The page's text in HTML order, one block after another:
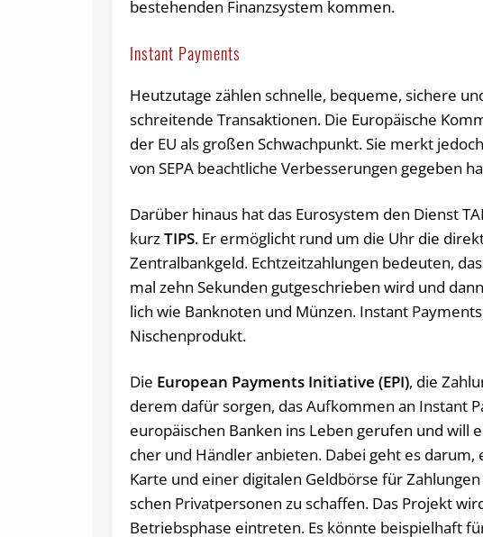
bestehenden Fi­nanz­sys­tem kom­men.
Instant Payments
Heut­zu­ta­ge zählen schnel­le, be­que­me, si­che­re
schrei­ten­de Trans­ak­tio­nen. Die Eu­ro­päi­sche
der EU als gro­ßen Schwach­punkt. Sie merkt
von SEPA be­acht­li­che Ver­bes­se­run­gen ge­ge­ben
Dar­über hin­aus hat das Eu­ro­sys­tem den Dienst
kurzTIPS. Er er­mög­licht rund um die Uhr die
Zentralbankgeld. Echt­zeit­zah­lun­gen be­deu­ten,
mal zehn Se­kun­den gut­ge­schrie­ben wird und
lich wie Bank­no­ten und Mün­zen. In­stant
Ni­schen­pro­dukt.
Die Eu­rope­an Pa­y­ments In­itia­ti­ve (EPI), die
de­rem dafür sor­gen, das Auf­kom­men an In­stant
eu­ro­päi­schen Ban­ken ins Leben ge­ru­fen und
cher und Händ­ler anbieten. Dabei geht es
Karte und einer di­gi­ta­len Geld­bör­se für
schen Pri­vat­per­so­nen zu schaf­fen. Das Pro­jekt
Be­triebs­pha­se ein­tre­ten. Es könn­te bei­spiel­haft